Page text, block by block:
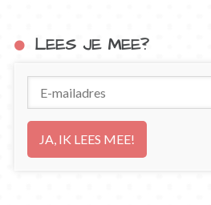
LEES JE MEE?
mailadres